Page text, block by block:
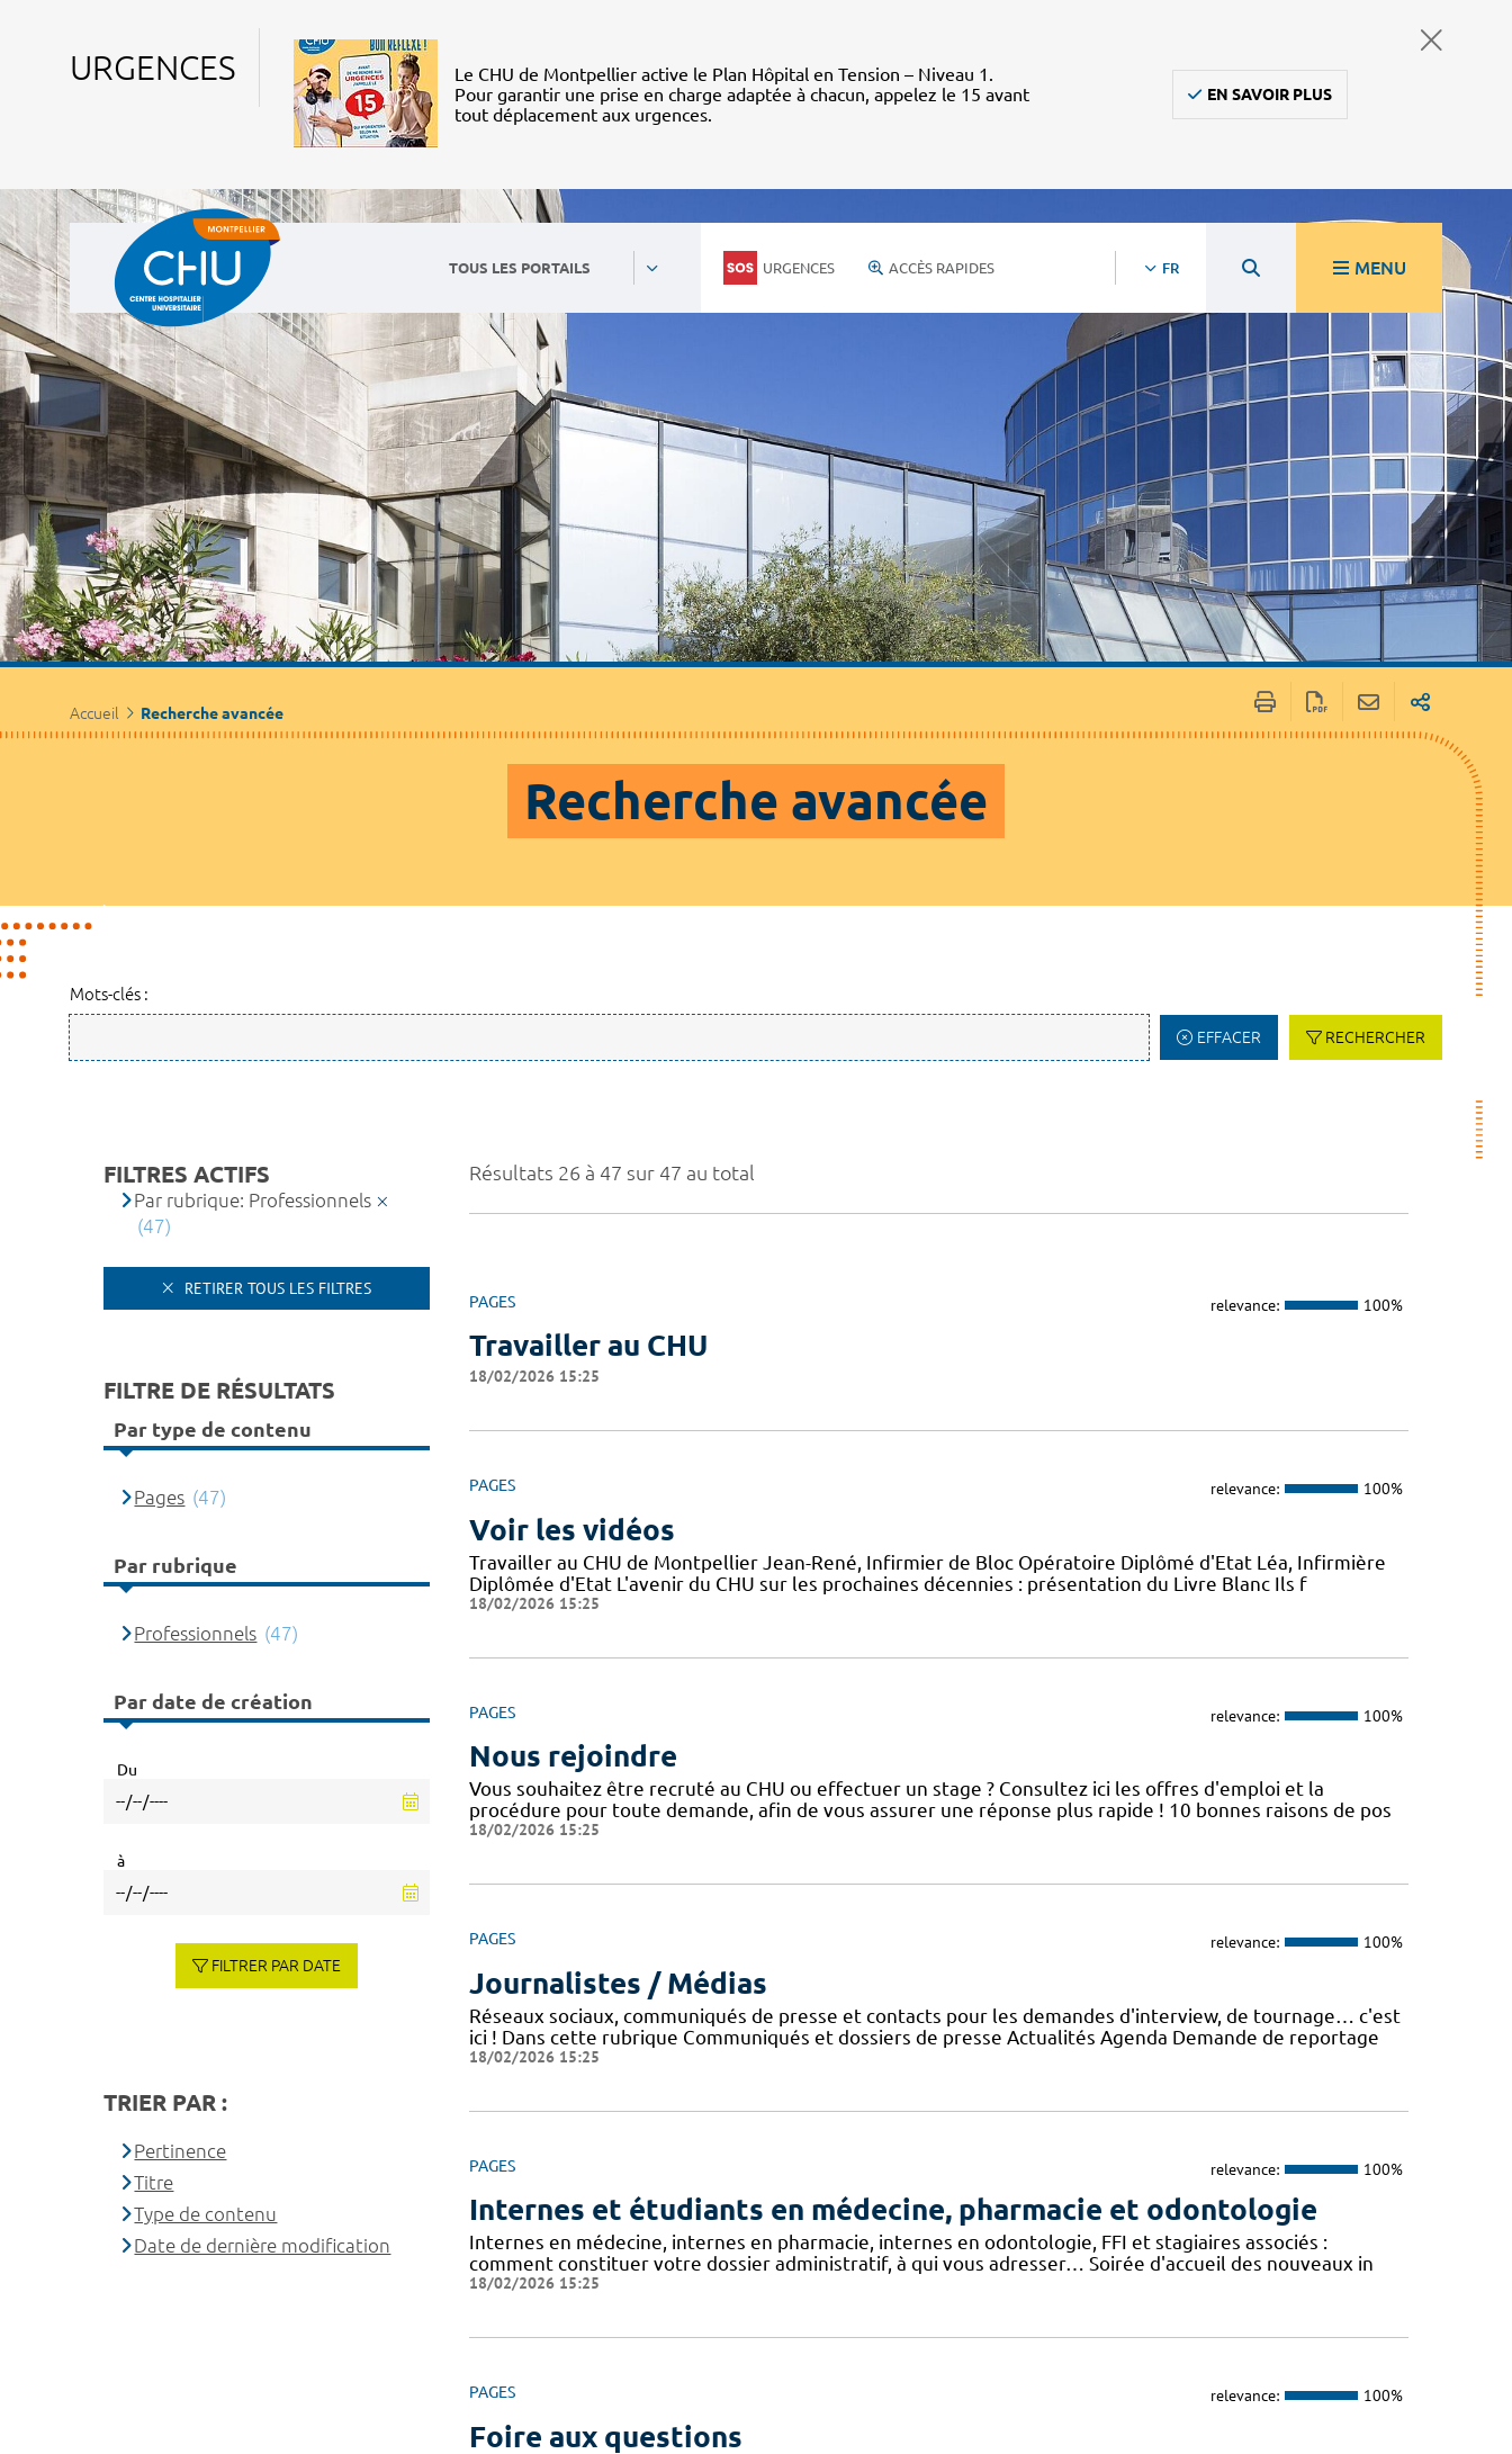
URGENCES
Le CHU de Montpellier active le Plan Hôpital en Tension – Niveau 1.
Pour garantir une prise en charge adaptée à chacun, appelez le 15 avant
tout déplacement aux urgences.
EN SAVOIR PLUS
TOUS LES PORTAILS URGENCES ACCÈS RAPIDES FR MENU
Accueil Recherche avancée
Recherche avancée
Mots-clés :
EFFACER RECHERCHER
Résultats 26 à 47 sur 47 au total
PAGES relevance: 100%
Travailler au CHU
18/02/2026 15:25
PAGES relevance: 100%
Voir les vidéos
Travailler au CHU de Montpellier Jean-René, Infirmier de Bloc Opératoire Diplômé d'Etat Léa, Infirmière
Diplômée d'Etat L'avenir du CHU sur les prochaines décennies : présentation du Livre Blanc Ils f
18/02/2026 15:25
PAGES relevance: 100%
Nous rejoindre
Vous souhaitez être recruté au CHU ou effectuer un stage ? Consultez ici les offres d'emploi et la
procédure pour toute demande, afin de vous assurer une réponse plus rapide ! 10 bonnes raisons de pos
18/02/2026 15:25
PAGES relevance: 100%
Journalistes / Médias
Réseaux sociaux, communiqués de presse et contacts pour les demandes d'interview, de tournage… c'est
ici ! Dans cette rubrique Communiqués et dossiers de presse Actualités Agenda Demande de reportage
18/02/2026 15:25
PAGES relevance: 100%
Internes et étudiants en médecine, pharmacie et odontologie
Internes en médecine, internes en pharmacie, internes en odontologie, FFI et stagiaires associés :
comment constituer votre dossier administratif, à qui vous adresser… Soirée d'accueil des nouveaux in
18/02/2026 15:25
PAGES relevance: 100%
Foire aux questions
FILTRES ACTIFS
Par rubrique: Professionnels
(47)
RETIRER TOUS LES FILTRES
FILTRE DE RÉSULTATS
Par type de contenu
Pages (47)
Par rubrique
Professionnels (47)
Par date de création
Du
à
FILTRER PAR DATE
TRIER PAR :
Pertinence
Titre
Type de contenu
Date de dernière modification